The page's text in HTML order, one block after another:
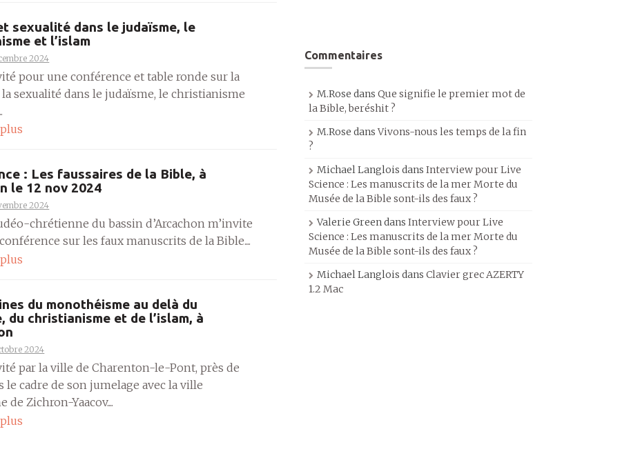
sexualité dans le judaïsme, le
et l’islam
2024
pour une conférence et table ronde sur la
sexualité dans le judaïsme, le christianisme
: Les faussaires de la Bible, à
le 12 nov 2024
2024
chrétienne du bassin d’Arcachon m’invite
sur les faux manuscrits de la Bible....
du monothéisme au delà du
du christianisme et de l’islam, à
2024
par la ville de Charenton-le-Pont, près de
le cadre de son jumelage avec la ville
de Zichron-Yaacov....
Commentaires
M.Rose dans Que signifie le premier mot de
la Bible, beréshit ?
M.Rose dansVivons-nous les temps de la fin
?
Michael Langlois dans Interview pour Live
Science : Les manuscrits de la mer Morte du
Musée de la Bible sont-ils des faux ?
Valerie Greendans Interview pour Live
Science : Les manuscrits de la mer Morte du
Musée de la Bible sont-ils des faux ?
Michael Langlois dans Clavier grec AZERTY
1.2 Mac